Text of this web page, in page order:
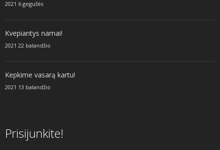
2021 6 gegužės
Kvepiantys namai!
2021 22 balandžio
Kepkime vasarą kartu!
2021 13 balandžio
Prisijunkite!